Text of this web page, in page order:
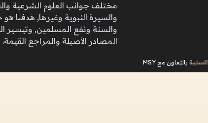
مختلف جوانب العلوم الشرعية
والسيرة النبوية وغيرها, هدفنا
والسنة ونفع المسلمين, وتيسير
المصادر الأصيلة والمراجع القيمة.
بالتعاون مع MSY